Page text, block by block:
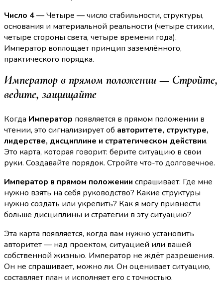
Число 4— Четыре — число стабильности, структуры,
основания и материальной реальности (четыре стихии,
четыре стороны света, четыре времени года).
Император воплощает принцип заземлённого,
практического порядка.
Император в прямом положении — Стройте,
ведите, защищайте
Когда Император появляется в прямом положении в
чтении, это сигнализирует об авторитете, структуре,
лидерстве, дисциплине и стратегическом действии.
Это карта, которая говорит: берите ситуацию в свои
руки. Создавайте порядок. Стройте что-то долговечное.
Император в прямом положении спрашивает: Где мне
нужно взять на себя руководство? Какие структуры
нужно создать или укрепить? Как я могу привнести
больше дисциплины и стратегии в эту ситуацию?
Эта карта появляется, когда вам нужно установить
авторитет — над проектом, ситуацией или вашей
собственной жизнью. Император не ждёт разрешения.
Он не спрашивает, можно ли. Он оценивает ситуацию,
составляет план и исполняет его с точностью.